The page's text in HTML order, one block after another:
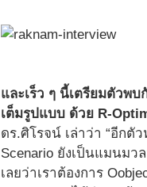
และเร็ว ๆ นี้เตรียมตัวพ
เต็มรูปแบบ ด้วย R-
ดร.ศิโรจน์ เล่าว่า “อีกตั
Scenario ยังเป็นแมนมว
เลยว่าเราต้องการ